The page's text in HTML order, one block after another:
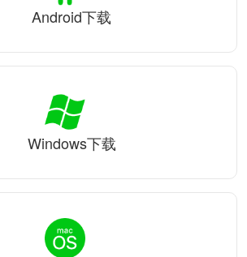
Android下载
Windows下载